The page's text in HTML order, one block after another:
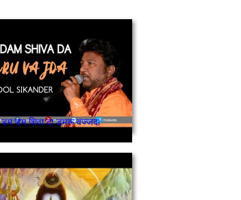
डम डम शिवा दा डमरू वज्जदा